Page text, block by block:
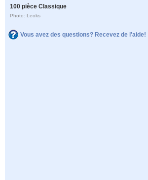
100 pièce Classique
Photo: Leoks
Vous avez des questions? Recevez de l'aide!